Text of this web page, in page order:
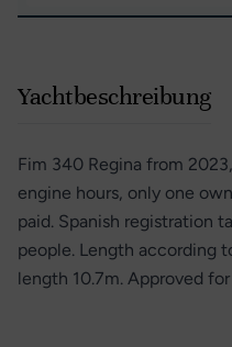
Yachtbeschreibung
Fim 340 Regina from
engine hours, only one
paid. Spanish registration
people. Length according
length 10.7m. Approved